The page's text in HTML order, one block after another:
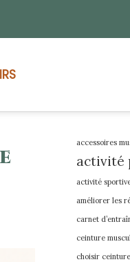
accessoires
activité
activité
améliorer les
carnet
ceinture
choisir